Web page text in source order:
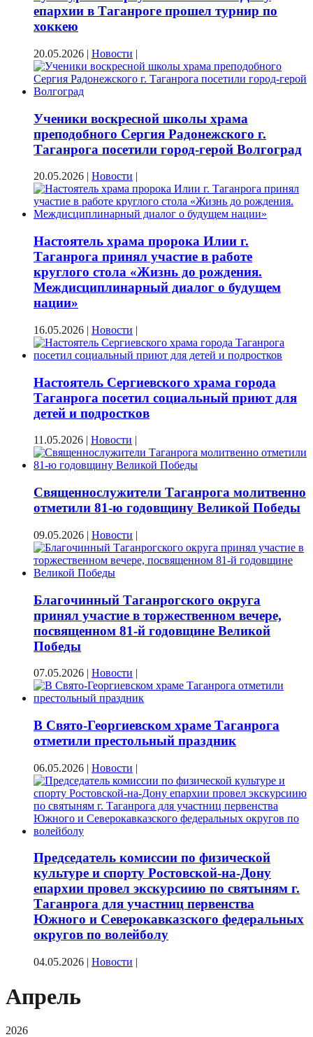
епархии в Таганроге прошел турнир по
хоккею
20.05.2026 | Новости |
Ученики воскресной школы храма
преподобного Сергия Радонежского г.
Таганрога посетили город-герой Волгоград
20.05.2026 Новости
Настоятель храма пророка Илии г.
Таганрога принял участие в работе
круглого стола «Жизнь до рождения.
Междисциплинарный диалог о будущем
нации»
16.05.2026 | Новости |
Настоятель Сергиевского храма города
Таганрога посетил социальный приют для
детей и подростков
11.05.2026 | Новости |
Священнослужители Таганрога молитвенно
отметили 81-ю годовщину Великой Победы
09.05.2026 | Новости |
Благочинный Таганрогского округа
принял участие в торжественном вечере,
посвященном 81-й годовщине Великой
Победы
07.05.2026 | Новости |
В Свято-Георгиевском храме Таганрога
отметили престольный праздник
06.05.2026 | Новости |
Председатель комиссии по физической
культуре и спорту Ростовской-на-Дону
епархии провел экскурсиию по святыням г.
Таганрога для участниц первенства
Южного и Северокавказского федеральных
округов по волейболу
04.05.2026 | Новости |
Апрель
2026